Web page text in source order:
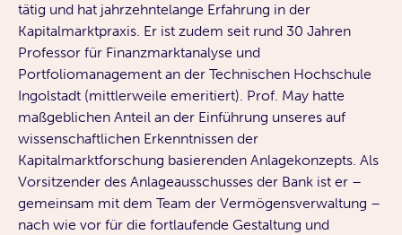
tätig und hat jahrzehntelange Erfahrung in der
Kapitalmarktpraxis. Er ist zudem seit rund 30 Jahren
Professor für Finanzmarktanalyse und
Portfoliomanagement an der Technischen Hochschule
Ingolstadt (mittlerweile emeritiert). Prof. May hatte
maßgeblichen Anteil an der Einführung unseres auf
wissenschaftlichen Erkenntnissen der
Kapitalmarktforschung basierenden Anlagekonzepts. Als
Vorsitzender des Anlageausschusses der Bank ist er –
gemeinsam mit dem Team der Vermögensverwaltung –
nach wie vor für die fortlaufende Gestaltung und